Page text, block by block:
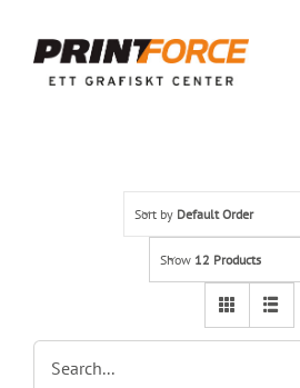
content
INSPIRATION
Lämna original & filer
Sort by Default Order
Show 12 Products